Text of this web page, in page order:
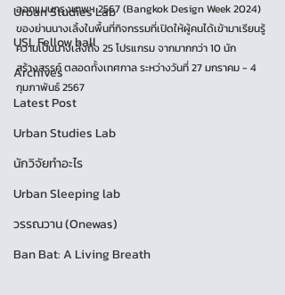
Urban Studies Lab
USL Fellow hall
Archives
Latest Post
Urban Studies Lab
นักวิจัยทำอะไร
Urban Sleeping lab
วรรณวาน (Onewas)
Ban Bat: A Living Breath
ออกแบบกรุงเทพฯ 2567 (Bangkok Design Week 2024)
ของย่านนางเลิ้งในพื้นที่กิจกรรมที่เปิดให้ผู้คนได้เข้ามาเรียนรู้
ความเป็นนางเลิ้งถึง 25 โปรแกรม จากมากกว่า 10 นัก
สร้างสรรค์ ตลอดทั้งเทศกาล ระหว่างวันที่ 27 มกราคม - 4
กุมภาพันธ์ 2567